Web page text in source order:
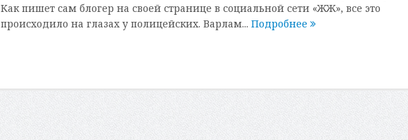
Как пишет сам блогер на своей странице в социальной сети «ЖЖ», все это
происходило на глазах у полицейских. Варлам... Подробнее